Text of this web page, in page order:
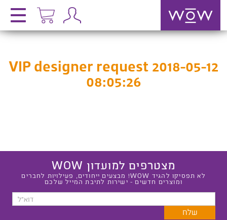
VIP designer request 2018-05-12
08:05:26
מצטרפים למועדון WOW
לא תפסיקו להגיד WOW! מבצעים ייחודים, פעילויות לחברים
ומוצרים חדשים - ישירות לתיבת המייל שלכם